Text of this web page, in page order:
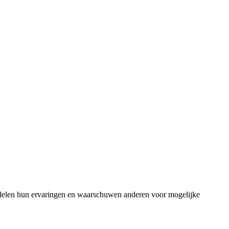
hun ervaringen en waarschuwen anderen voor mogelijke